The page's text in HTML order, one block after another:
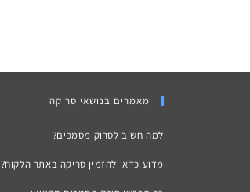
מאמרים בנושאי סריקה
למה חשוב לסרוק מסמכים?
מדוע כדאי להזמין סריקה באתר הלקוח?